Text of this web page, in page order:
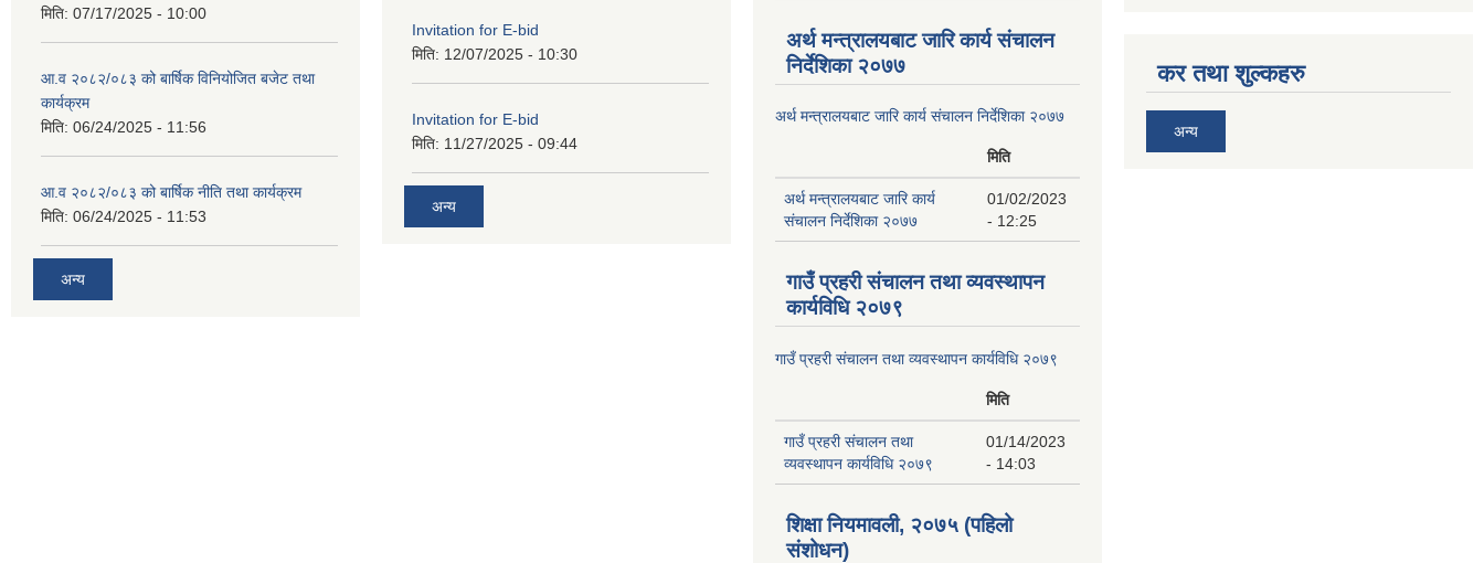
मिति: 07/17/2025 - 10:00
आ.व २०८२/०८३ को बार्षिक विनियोजित बजेट तथा
कार्यक्रम
मिति: 06/24/2025 - 11:56
आ.व २०८२/०८३ को बार्षिक नीति तथा कार्यक्रम
मिति: 06/24/2025 - 11:53
अन्य
Invitation for E-bid
मिति: 12/07/2025 - 10:30
Invitation for E-bid
मिति: 11/27/2025 - 09:44
अन्य
अर्थ मन्त्रालयबाट जारि कार्य संचालन
निर्देशिका २०७७
अर्थ मन्त्रालयबाट जारि कार्य संचालन निर्देशिका २०७७
मिति
अर्थ मन्त्रालयबाट जारि कार्य
संचालन निर्देशिका २०७७
01/02/2023
- 12:25
गाउँ प्रहरी संचालन तथा व्यवस्थापन
कार्यविधि २०७९
गाउँ प्रहरी संचालन तथा व्यवस्थापन कार्यविधि २०७९
मिति
गाउँ प्रहरी संचालन तथा
व्यवस्थापन कार्यविधि २०७९
01/14/2023
- 14:03
शिक्षा नियमावली, २०७५ (पहिलो
संशोधन)
कर तथा शुल्कहरु
अन्य